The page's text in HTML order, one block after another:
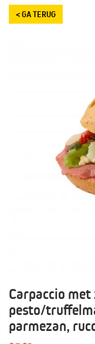
< GA TERUG
Carpaccio
pesto/
parmezan,